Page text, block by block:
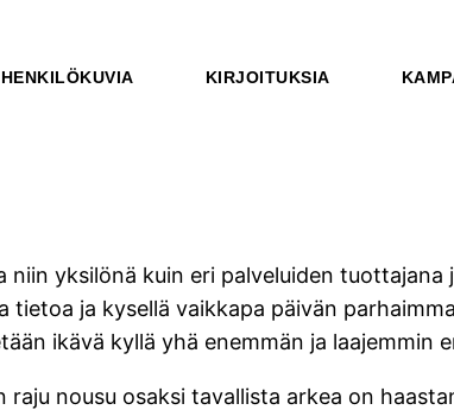
HENKILÖKUVIA KIRJOITUKSIA
yksilönä kuin eri palveluiden tuottajana
ja kysellä vaikkapa päivän
ikävä kyllä yhä enemmän ja laajemmin
nousu osaksi tavallista arkea on